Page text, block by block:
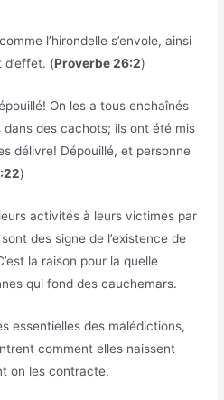
l’hirondelle s’envole, ainsi
d’effet. (Proverbe 26:2)
On les a tous enchaînés
des cachots; ils ont été mis
délivre! Dépouillé, et personne
)
activités à leurs victimes par
des signe de l’existence de
la raison pour la quelle
qui fond des cauchemars.
essentielles des malédictions,
comment elles naissent
on les contracte.